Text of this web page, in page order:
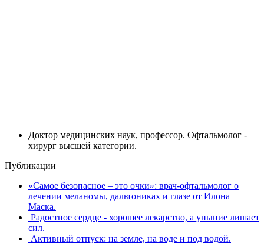
Доктор медицинских наук, профессор. Офтальмолог -
хирург высшей категории.
Публикации
«Самое безопасное – это очки»: врач-офтальмолог о
лечении меланомы, дальтониках и глазе от Илона
Маска.
Радостное сердце - хорошее лекарство, а уныние лишает
сил.
Активный отпуск: на земле, на воде и под водой.